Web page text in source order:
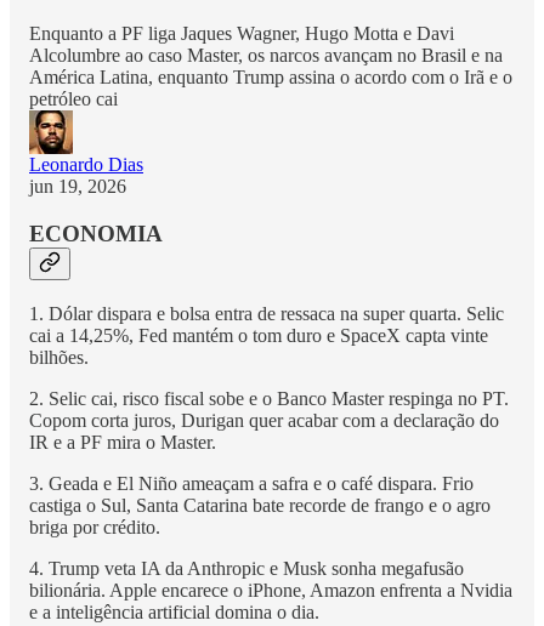
Enquanto a PF liga Jaques Wagner, Hugo Motta e Davi
Alcolumbre ao caso Master, os narcos avançam no Brasil e na
América Latina, enquanto Trump assina o acordo com o Irã e o
petróleo cai
Leonardo Dias
jun 19, 2026
ECONOMIA
1. Dólar dispara e bolsa entra de ressaca na super quarta. Selic
cai a 14,25%, Fed mantém o tom duro e SpaceX capta vinte
bilhões.
2. Selic cai, risco fiscal sobe e o Banco Master respinga no PT.
Copom corta juros, Durigan quer acabar com a declaração do
IR e a PF mira o Master.
3. Geada e El Niño ameaçam a safra e o café dispara. Frio
castiga o Sul, Santa Catarina bate recorde de frango e o agro
briga por crédito.
4. Trump veta IA da Anthropic e Musk sonha megafusão
bilionária. Apple encarece o iPhone, Amazon enfrenta a Nvidia
e a inteligência artificial domina o dia.